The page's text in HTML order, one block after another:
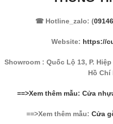
☎ Hotline_zalo: (
Website: https://
Showroom : Quốc Lộ 13, P.
Hồ Chí
==>Xem thêm mẫu: Cửa
==>Xem thêm mẫu: Cửa